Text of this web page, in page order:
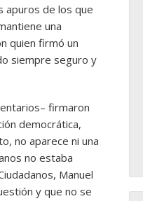
apuros de los que
una
quien firmó un
siempre seguro y
firmaron
democrática,
no aparece ni una
no estaba
Manuel
y que no se